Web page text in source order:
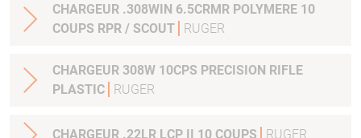
CHARGEUR .308WIN 6.5CRMR POLYMERE 10
COUPS RPR / SCOUT
RUGER
CHARGEUR 308W 10CPS PRECISION RIFLE
PLASTIC
RUGER
CHARGEUR .22LR LCP II 10 COUPS RUGER